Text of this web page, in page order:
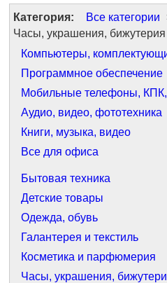
Категория: Все категории
Часы, украшения, бижутерия
Компьютеры,
Программное обеспечение
Мобильные телефоны,
Аудио, видео, фототехника
Книги, музыка, видео
Все для офиса
Бытовая техника
Детские товары
Одежда, обувь
Галантерея и текстиль
Косметика и парфюмерия
Часы, украшения,